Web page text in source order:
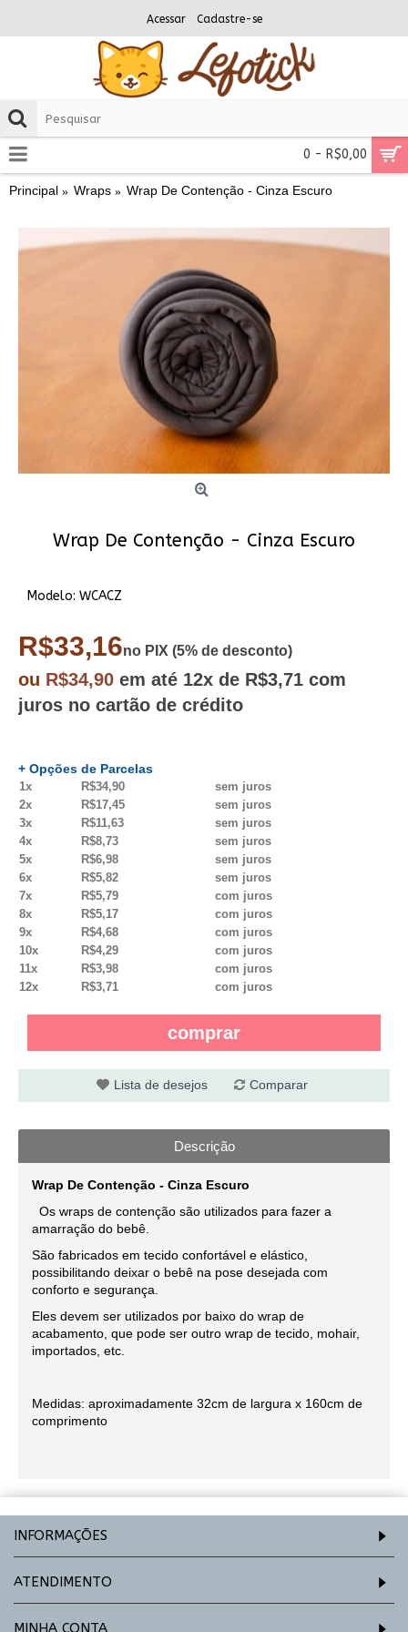
Acessar Cadastre-se
0 - R$0,00
Principal Wraps Wrap De Contenção - Cinza Escuro
Wrap De Contenção - Cinza Escuro
Modelo: WCACZ
R$33,16no PIX (5% de desconto)
ou R$34,90 em até 12x de R$3,71 com
juros no cartão de crédito
+ Opções de Parcelas
1x R$34,90
sem juros
2x
R$17,45
sem juros
3x
R$11,63
sem juros
4x
R$8,73
sem juros
5x
R$6,98
sem juros
6x
R$5,82
sem juros
7x
R$5,79
com juros
8x
R$5,17
com juros
9x
R$4,68
com juros
10x
R$4,29
com juros
11x
R$3,98
com juros
12x
R$3,71 com juros
comprar
Lista de desejos Comparar
Descrição
Wrap De Contenção - Cinza Escuro
Os wraps de contenção são utilizados para fazer a
amarração do bebê.
São fabricados em tecido confortável e elástico,
possibilitando deixar o bebê na pose desejada com
conforto e segurança.
Eles devem ser utilizados por baixo do wrap de
acabamento, que pode ser outro wrap de tecido, mohair,
importados, etc.
Medidas: aproximadamente 32cm de largura x 160cm de
comprimento
INFORMAÇÕES
ATENDIMENTO
MINHA CONTA